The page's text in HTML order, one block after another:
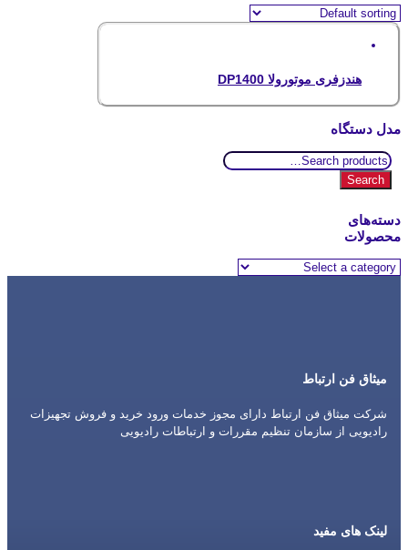
هندزفری موتورولا DP1400
مدل دستگاه
Search
for:
Search
دسته‌های
محصولات
میثاق فن ارتباط
شرکت میثاق فن ارتباط دارای مجوز خدمات ورود خرید و فروش تجهیزات
رادیویی از سازمان تنظیم مقررات و ارتباطات رادیویی
لینک های مفید